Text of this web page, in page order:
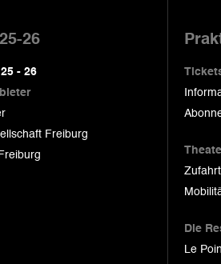
26
- 26
Freiburg
Zufahrt
Die
Le